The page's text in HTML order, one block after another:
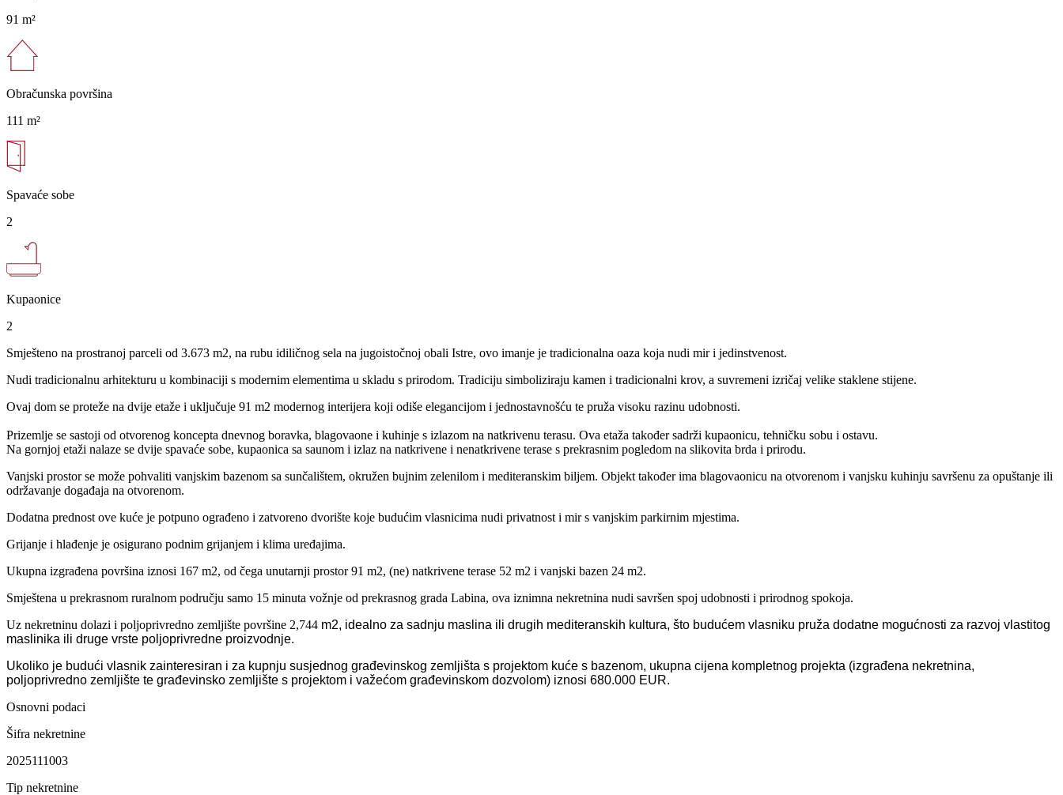
91 m²
Obračunska površina
111 m²
Spavaće sobe
2
Kupaonice
2
Smješteno na prostranoj parceli od 3.673 m2, na rubu idiličnog sela na jugoistočnoj obali Istre, ovo imanje je tradicionalna oaza koja nudi mir i jedinstvenost.
Nudi tradicionalnu arhitekturu u kombinaciji s modernim elementima u skladu s prirodom. Tradiciju simboliziraju kamen i tradicionalni krov, a suvremeni izričaj velike staklene stijene.
Ovaj dom se proteže na dvije etaže i uključuje 91 m2 modernog interijera koji odiše elegancijom i jednostavnošću te pruža visoku razinu udobnosti.
Prizemlje se sastoji od otvorenog koncepta dnevnog boravka, blagovaone i kuhinje s izlazom na natkrivenu terasu. Ova etaža također sadrži kupaonicu, tehničku sobu i ostavu.
Na gornjoj etaži nalaze se dvije spavaće sobe, kupaonica sa saunom i izlaz na natkrivene i nenatkrivene terase s prekrasnim pogledom na slikovita brda i prirodu.
Vanjski prostor se može pohvaliti vanjskim bazenom sa sunčalištem, okružen bujnim zelenilom i mediteranskim biljem. Objekt također ima blagovaonicu na otvorenom i vanjsku kuhinju savršenu za opuštanje ili
održavanje događaja na otvorenom.
Dodatna prednost ove kuće je potpuno ograđeno i zatvoreno dvorište koje budućim vlasnicima nudi privatnost i mir s vanjskim parkirnim mjestima.
Grijanje i hlađenje je osigurano podnim grijanjem i klima uređajima.
Ukupna izgrađena površina iznosi 167 m2, od čega unutarnji prostor 91 m2, (ne) natkrivene terase 52 m2 i vanjski bazen 24 m2.
Smještena u prekrasnom ruralnom području samo 15 minuta vožnje od prekrasnog grada Labina, ova iznimna nekretnina nudi savršen spoj udobnosti i prirodnog spokoja.
Uz nekretninu dolazi i poljoprivredno zemljište površine 2,744 m2, idealno za sadnju maslina ili drugih mediteranskih kultura, što budućem vlasniku pruža dodatne mogućnosti za razvoj vlastitog
maslinika ili druge vrste poljoprivredne proizvodnje.
Ukoliko je budući vlasnik zainteresiran i za kupnju susjednog građevinskog zemljišta s projektom kuće s bazenom, ukupna cijena kompletnog projekta (izgrađena nekretnina,
poljoprivredno zemljište te građevinsko zemljište s projektom i važećom građevinskom dozvolom) iznosi 680.000 EUR.
Osnovni podaci
Šifra nekretnine
2025111003
Tip nekretnine